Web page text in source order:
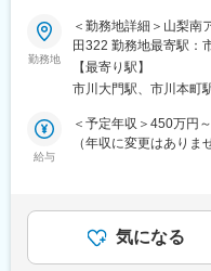
・課題の洗い出しと改
・作業手順書・工程仕
・海外工場の立上げサ
・市場動向や顧客ニー
・競合製品との比較・
・量産に向けた工程設
・設備導入や立上げの
自社標準製品の制御
モデルチェンジ、機能
まで一貫して携わるこ
ご入社後はご経験の有
よって上司、教育者、
いただけるようサポー
■業務詳細：
・温度・液量などの
・製造現場との連携に
勤務地
＜勤務地詳細＞山梨南
田322 勤務地最寄駅：
能場所あり
【最寄り駅】
市川大門駅、市川本町
給与
＜予定年収＞450万円
（年収に変更はありま
前職・経験を考慮の上
金はあくまでも目安の
があります。月給(月
気になる